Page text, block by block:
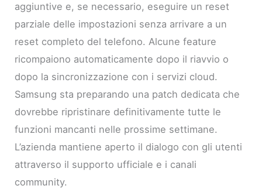
aggiuntive e, se necessario, eseguire un reset
parziale delle impostazioni senza arrivare a un
reset completo del telefono. Alcune feature
ricompaiono automaticamente dopo il riavvio o
dopo la sincronizzazione con i servizi cloud.
Samsung sta preparando una patch dedicata che
dovrebbe ripristinare definitivamente tutte le
funzioni mancanti nelle prossime settimane.
L’azienda mantiene aperto il dialogo con gli utenti
attraverso il supporto ufficiale e i canali
community.